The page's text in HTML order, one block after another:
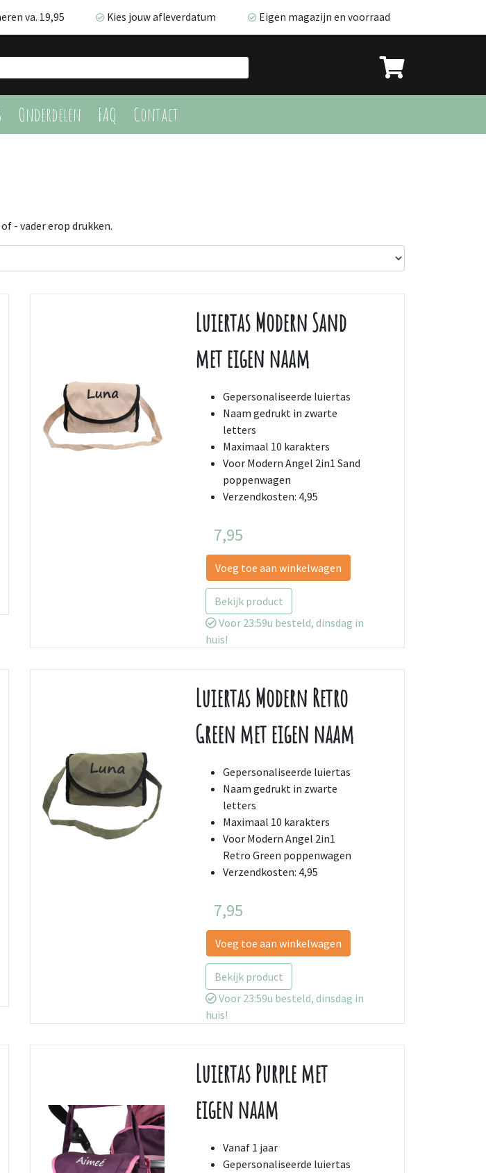
va. 19,95 Kies jouw afleverdatum Eigen magazijn en voorraad
Onderdelen FAQ Contact
va. 19,95 Kies jouw afleverdatum
- vader erop drukken.
Luiertas Modern Sand
met eigen naam
Gepersonaliseerde luiertas
Naam gedrukt in zwarte
letters
Maximaal 10 karakters
Voor Modern Angel 2in1 Sand
poppenwagen
Verzendkosten: 4,95
7,95
Voeg toe aan winkelwagen
Bekijk product
Voor 23:59u besteld, dinsdag in
huis!
Luiertas Modern Retro
Green met eigen naam
Gepersonaliseerde luiertas
Naam gedrukt in zwarte
letters
Maximaal 10 karakters
Voor Modern Angel 2in1
Retro Green poppenwagen
Verzendkosten: 4,95
7,95
Voeg toe aan winkelwagen
Bekijk product
Voor 23:59u besteld, dinsdag in
huis!
Luiertas Purple met
eigen naam
Vanaf 1 jaar
Gepersonaliseerde luiertas